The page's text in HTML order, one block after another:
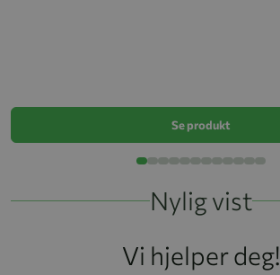
Se produkt
Nylig vist
Vi hjelper deg!